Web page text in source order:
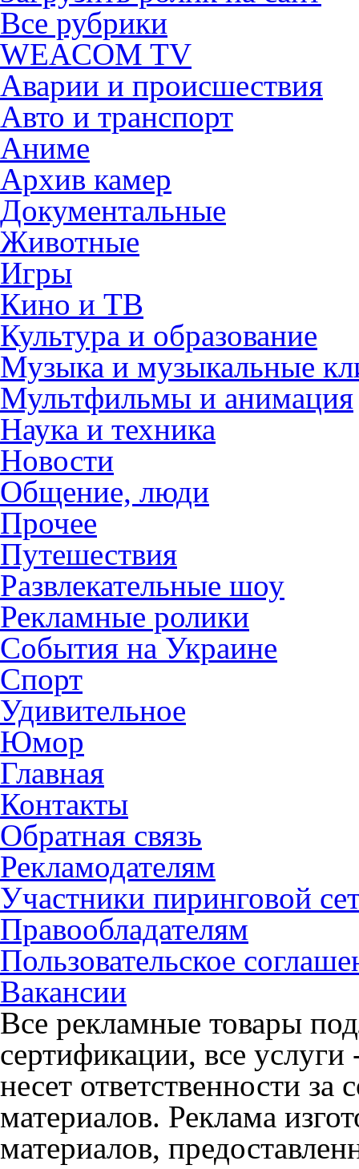
Все рубрики
WEACOM TV
Аварии и происшествия
Авто и транспорт
Аниме
Архив камер
Документальные
Животные
Игры
Кино и ТВ
Культура и образование
Музыка и музыкальные
Мультфильмы и анимация
Наука и техника
Новости
Общение, люди
Прочее
Путешествия
Развлекательные шоу
Рекламные ролики
События на Украине
Спорт
Удивительное
Юмор
Главная
Контакты
Обратная связь
Рекламодателям
Участники пиринговой
Правообладателям
Пользовательское
Вакансии
Все рекламные товары
сертификации, все
несет ответственности
материалов. Реклама
материалов,